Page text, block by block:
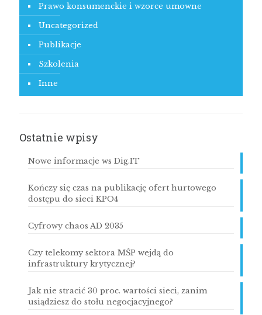
Prawo konsumenckie i wzorce umowne
Uncategorized
Publikacje
Szkolenia
Inne
Ostatnie wpisy
Nowe informacje ws Dig.IT
Kończy się czas na publikację ofert hurtowego
dostępu do sieci KPO4
Cyfrowy chaos AD 2035
Czy telekomy sektora MŚP wejdą do
infrastruktury krytycznej?
Jak nie stracić 30 proc. wartości sieci, zanim
usiądziesz do stołu negocjacyjnego?